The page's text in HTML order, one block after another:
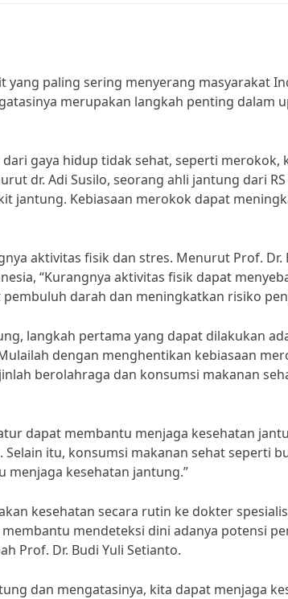
yang paling sering menyerang masyarakat
merupakan langkah penting dalam
gaya hidup tidak sehat, seperti merokok,
dr. Adi Susilo, seorang ahli jantung dari
jantung. Kebiasaan merokok dapat
aktivitas fisik dan stres. Menurut Prof. Dr.
“Kurangnya aktivitas fisik dapat
darah dan meningkatkan risiko
langkah pertama yang dapat dilakukan
dengan menghentikan kebiasaan
berolahraga dan konsumsi makanan
dapat membantu menjaga kesehatan
itu, konsumsi makanan sehat seperti
menjaga kesehatan jantung.”
kesehatan secara rutin ke dokter
mendeteksi dini adanya potensi
Prof. Dr. Budi Yuli Setianto.
dan mengatasinya, kita dapat menjaga